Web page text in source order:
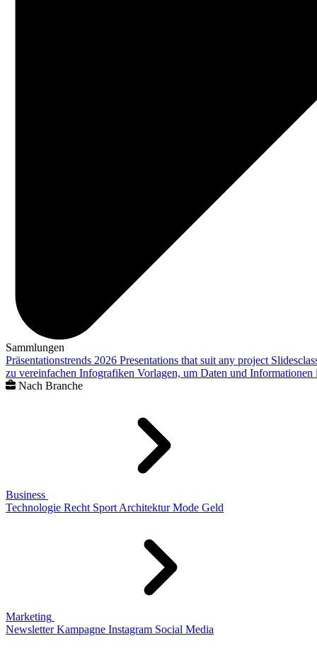
Sammlungen
Präsentationstrends 2026 Presentations that suit any project
zu vereinfachen Infografiken Vorlagen, um Daten und
Nach Branche
Business
Technologie Recht Sport Architektur Mode Geld
Marketing
Newsletter Kampagne Instagram Social Media